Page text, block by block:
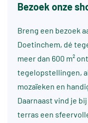
Bezoek onze
Breng een bezoek
Doetinchem, dé
meer dan 600 m²
tegelopstellingen,
mozaïeken en
Daarnaast vind je
terras een